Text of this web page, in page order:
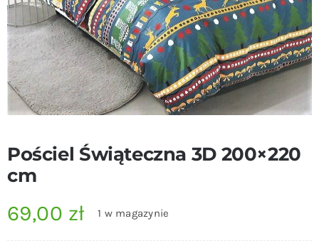
Pościel Świąteczna 3D 200×220
cm
69,00 zł 1 w magazynie